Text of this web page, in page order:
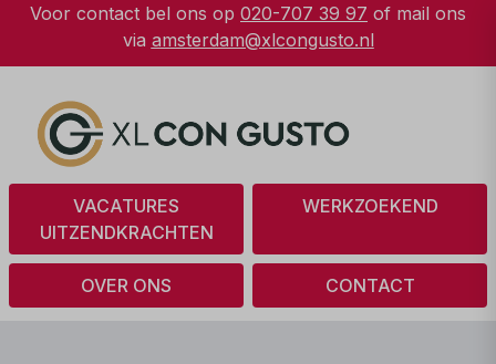
Voor contact bel ons op 020-707 39 97 of mail ons
via amsterdam@xlcongusto.nl
VACATURES
UITZENDKRACHTEN
WERKZOEKEND
OVER ONS CONTACT